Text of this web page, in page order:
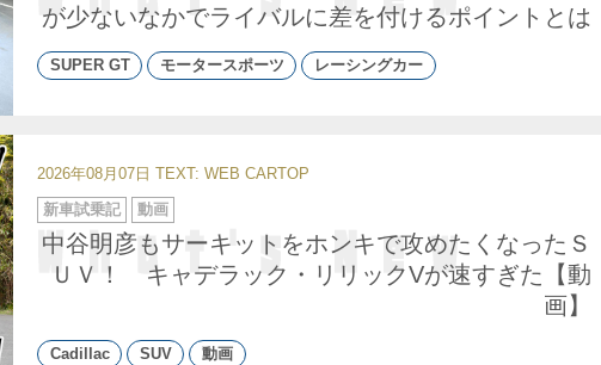
が少ないなかでライバルに差を付けるポイントとは
SUPER GT モータースポーツ レーシングカー
2026年08月07日 TEXT: WEB CARTOP
中谷明彦もサーキットをホンキで攻めたくなったＳ
ＵＶ！ キャデラック・リリックVが速すぎた【動
画】
カ
テ
ゴ
リ
ー
新車試乗記 動画
Cadillac SUV 動画